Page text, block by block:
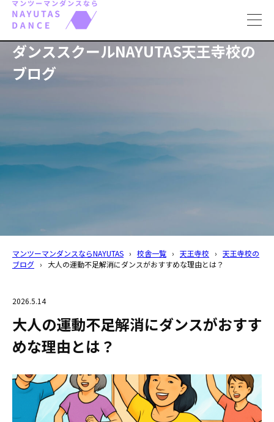
ダンススクールNAYUTAS天王寺校の
ブログ
マンツーマンダンスならNAYUTAS › 校舎一覧 › 天王寺校 › 天王寺校の
ブログ › 大人の運動不足解消にダンスがおすすめな理由とは？
2026.5.14
大人の運動不足解消にダンスがおすす
めな理由とは？